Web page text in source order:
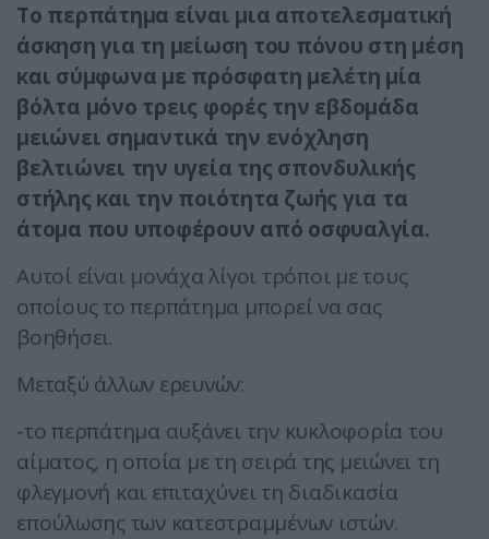
Το περπάτημα είναι μια αποτελεσματική
άσκηση για τη μείωση του πόνου στη μέση
και σύμφωνα με πρόσφατη μελέτη μία
βόλτα μόνο τρεις φορές την εβδομάδα
μειώνει σημαντικά την ενόχληση
βελτιώνει την υγεία της σπονδυλικής
στήλης και την ποιότητα ζωής για τα
άτομα που υποφέρουν από οσφυαλγία.
Αυτοί είναι μονάχα λίγοι τρόποι με τους
οποίους το περπάτημα μπορεί να σας
βοηθήσει.
Μεταξύ άλλων ερευνών:
-το περπάτημα αυξάνει την κυκλοφορία του
αίματος, η οποία με τη σειρά της μειώνει τη
φλεγμονή και επιταχύνει τη διαδικασία
επούλωσης των κατεστραμμένων ιστών.